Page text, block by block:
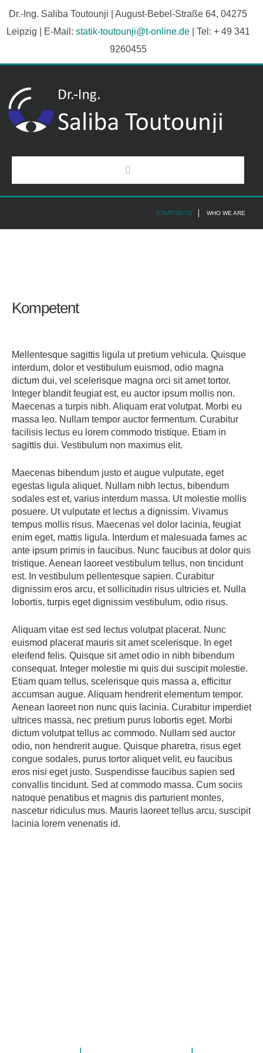
Dr.-Ing. Saliba Toutounji | August-Bebel-Straße 64, 04275
Leipzig | E-Mail: statik-toutounji@t-online.de| Tel: + 49 341
9260455
Kontakt
STARTSEITE WHO WE ARE
Kompetent
Mellentesque sagittis ligula ut pretium vehicula. Quisque
interdum, dolor et vestibulum euismod, odio magna
dictum dui, vel scelerisque magna orci sit amet tortor.
Integer blandit feugiat est, eu auctor ipsum mollis non.
Maecenas a turpis nibh. Aliquam erat volutpat. Morbi eu
massa leo. Nullam tempor auctor fermentum. Curabitur
facilisis lectus eu lorem commodo tristique. Etiam in
sagittis dui. Vestibulum non maximus elit.
Maecenas bibendum justo et augue vulputate, eget
egestas ligula aliquet. Nullam nibh lectus, bibendum
sodales est et, varius interdum massa. Ut molestie mollis
posuere. Ut vulputate et lectus a dignissim. Vivamus
tempus mollis risus. Maecenas vel dolor lacinia, feugiat
enim eget, mattis ligula. Interdum et malesuada fames ac
ante ipsum primis in faucibus. Nunc faucibus at dolor quis
tristique. Aenean laoreet vestibulum tellus, non tincidunt
est. In vestibulum pellentesque sapien. Curabitur
dignissim eros arcu, et sollicitudin risus ultricies et. Nulla
lobortis, turpis eget dignissim vestibulum, odio risus.
Aliquam vitae est sed lectus volutpat placerat. Nunc
euismod placerat mauris sit amet scelerisque. In eget
eleifend felis. Quisque sit amet odio in nibh bibendum
consequat. Integer molestie mi quis dui suscipit molestie.
Etiam quam tellus, scelerisque quis massa a, efficitur
accumsan augue. Aliquam hendrerit elementum tempor.
Aenean laoreet non nunc quis lacinia. Curabitur imperdiet
ultrices massa, nec pretium purus lobortis eget. Morbi
dictum volutpat tellus ac commodo. Nullam sed auctor
odio, non hendrerit augue. Quisque pharetra, risus eget
congue sodales, purus tortor aliquet velit, eu faucibus
eros nisi eget justo. Suspendisse faucibus sapien sed
convallis tincidunt. Sed at commodo massa. Cum sociis
natoque penatibus et magnis dis parturient montes,
nascetur ridiculus mus. Mauris laoreet tellus arcu, suscipit
lacinia lorem venenatis id.